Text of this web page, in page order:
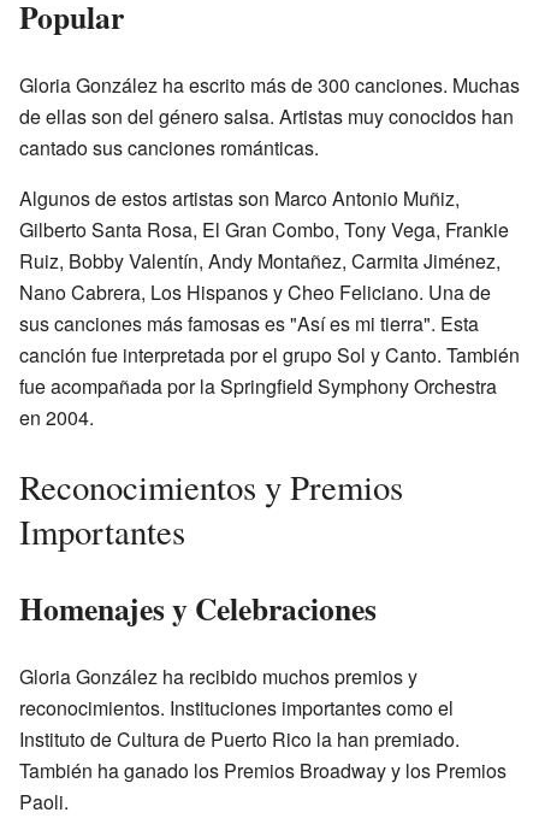
Popular
Gloria González ha escrito más de 300 canciones. Muchas
de ellas son del género salsa. Artistas muy conocidos han
cantado sus canciones románticas.
Algunos de estos artistas son Marco Antonio Muñiz,
Gilberto Santa Rosa, El Gran Combo, Tony Vega, Frankie
Ruiz, Bobby Valentín, Andy Montañez, Carmita Jiménez,
Nano Cabrera, Los Hispanos y Cheo Feliciano. Una de
sus canciones más famosas es "Así es mi tierra". Esta
canción fue interpretada por el grupo Sol y Canto. También
fue acompañada por la Springfield Symphony Orchestra
en 2004.
Reconocimientos y Premios
Importantes
Homenajes y Celebraciones
Gloria González ha recibido muchos premios y
reconocimientos. Instituciones importantes como el
Instituto de Cultura de Puerto Rico la han premiado.
También ha ganado los Premios Broadway y los Premios
Paoli.